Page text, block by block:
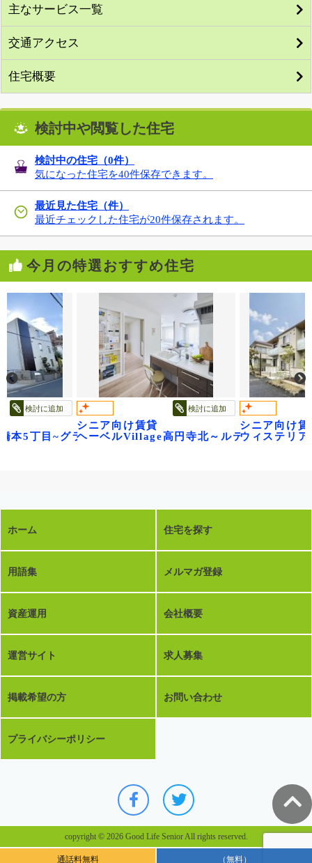
主なサービス一覧
交通アクセス
住宅概要
検討中や閲覧した住宅
検討中の住宅（0件）
気になった住宅を40件保存できます。
最近見た住宅（件）
最近チェックした住宅が20件保存されます。
今月の特選おすすめ住宅
～
検討に追加
本5丁目~グランビレッジ橋本~
検討に追加
シニア向け賃貸
ヘーベルVillage高円寺北～ルティルオプス
シニア向け賃
ウィステリア
ホーム 住宅を探す
用語集 メルマガ登録
資産運用 会社概要
運営サイト 求人募集
掲載希望の方 お問い合わせ
プライバシーポリシー
copyright © 2026 Good Life Senior All rights reserved.
通話料無料 （無料）